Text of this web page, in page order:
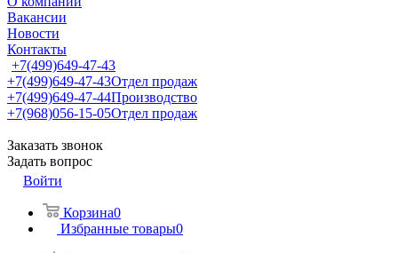
Вакансии
Новости
Контакты
+7(499)649-47-43
+7(499)649-47-43Отдел продаж
+7(499)649-47-44Производство
+7(968)056-15-05Отдел продаж
Заказать звонок
Задать вопрос
Войти
Корзина0
Избранные товары0